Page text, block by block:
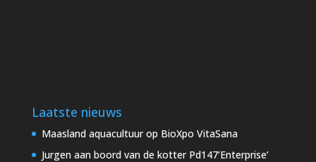
Laatste nieuws
Maasland aquacultuur op BioXpo VitaSana
Jurgen aan boord van de kotter Pd147’Enterprise’